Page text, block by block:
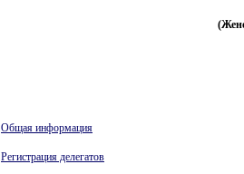
Общая информация
Регистрация делегатов